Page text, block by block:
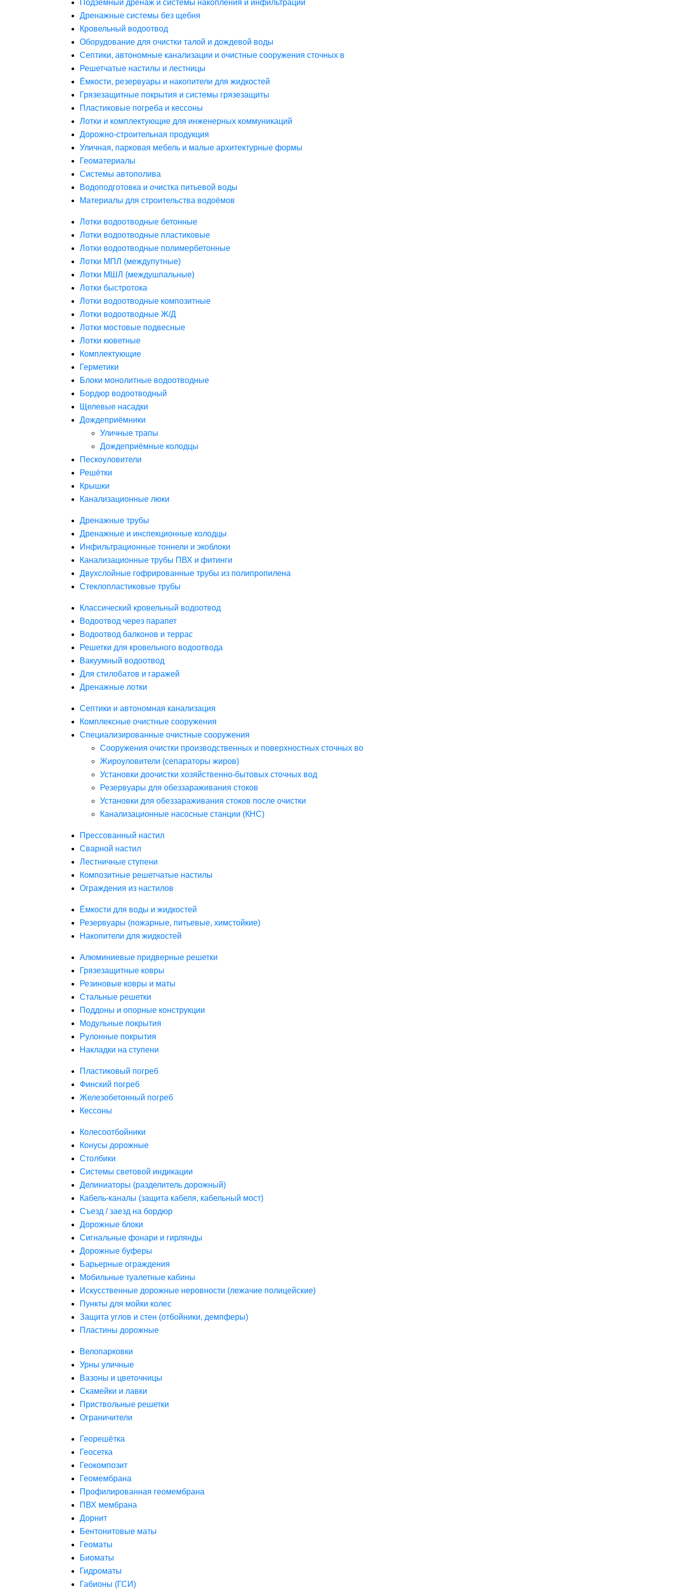
Подземный дренаж и системы накопления и инфильтрации
Дренажные системы без щебня
Кровельный водоотвод
Оборудование для очистки талой и дождевой воды
Септики, автономные канализации и очистные сооружения сточных в
Решетчатые настилы и лестницы
Ёмкости, резервуары и накопители для жидкостей
Грязезащитные покрытия и системы грязезащиты
Пластиковые погреба и кессоны
Лотки и комплектующие для инженерных коммуникаций
Дорожно-строительная продукция
Уличная, парковая мебель и малые архитектурные формы
Геоматериалы
Системы автополива
Водоподготовка и очистка питьевой воды
Материалы для строительства водоёмов
Лотки водоотводные бетонные
Лотки водоотводные пластиковые
Лотки водоотводные полимербетонные
Лотки МПЛ (междупутные)
Лотки МШЛ (междушпальные)
Лотки быстротока
Лотки водоотводные композитные
Лотки водоотводные Ж/Д
Лотки мостовые подвесные
Лотки кюветные
Комплектующие
Герметики
Блоки монолитные водоотводные
Бордюр водоотводный
Щелевые насадки
Дождеприёмники
Уличные трапы
Дождеприёмные колодцы
Пескоуловители
Решётки
Крышки
Канализационные люки
Дренажные трубы
Дренажные и инспекционные колодцы
Инфильтрационные тоннели и экоблоки
Канализационные трубы ПВХ и фитинги
Двухслойные гофрированные трубы из полипропилена
Стеклопластиковые трубы
Классический кровельный водоотвод
Водоотвод через парапет
Водоотвод балконов и террас
Решетки для кровельного водоотвода
Вакуумный водоотвод
Для стилобатов и гаражей
Дренажные лотки
Септики и автономная канализация
Комплексные очистные сооружения
Специализированные очистные сооружения
Сооружения очистки производственных и поверхностных сточных во
Жироуловители (сепараторы жиров)
Установки доочистки хозяйственно-бытовых сточных вод
Резервуары для обеззараживания стоков
Установки для обеззараживания стоков после очистки
Канализационные насосные станции (КНС)
Прессованный настил
Сварной настил
Лестничные ступени
Композитные решетчатые настилы
Ограждения из настилов
Ёмкости для воды и жидкостей
Резервуары (пожарные, питьевые, химстойкие)
Накопители для жидкостей
Алюминиевые придверные решетки
Грязезащитные ковры
Резиновые ковры и маты
Стальные решетки
Поддоны и опорные конструкции
Модульные покрытия
Рулонные покрытия
Накладки на ступени
Пластиковый погреб
Финский погреб
Железобетонный погреб
Кессоны
Колесоотбойники
Конусы дорожные
Столбики
Системы световой индикации
Делиниаторы (разделитель дорожный)
Кабель-каналы (защита кабеля, кабельный мост)
Съезд / заезд на бордюр
Дорожные блоки
Сигнальные фонари и гирлянды
Дорожные буферы
Барьерные ограждения
Мобильные туалетные кабины
Искусственные дорожные неровности (лежачие полицейские)
Пункты для мойки колес
Защита углов и стен (отбойники, демпферы)
Пластины дорожные
Велопарковки
Урны уличные
Вазоны и цветочницы
Скамейки и лавки
Приствольные решетки
Ограничители
Георешётка
Геосетка
Геокомпозит
Геомембрана
Профилированная геомембрана
ПВХ мембрана
Дорнит
Бентонитовые маты
Геоматы
Биоматы
Гидроматы
Габионы (ГСИ)